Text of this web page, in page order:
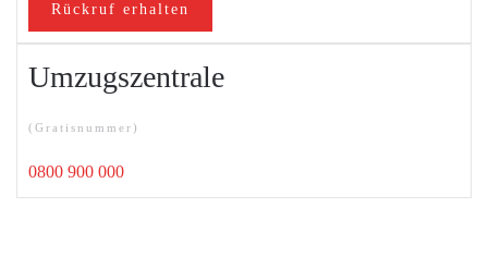
Rückruf erhalten
Umzugszentrale
(Gratisnummer)
0800 900 000